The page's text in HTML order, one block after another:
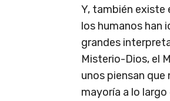
Y, también existe
los humanos han
grandes
Misterio-Dios, el
unos piensan
mayoría a lo